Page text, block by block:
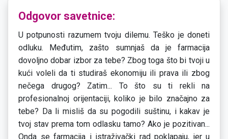
Odgovor savetnice:
U potpunosti razumem tvoju dilemu. Teško je doneti
odluku. Međutim, zašto sumnjaš da je farmacija
dovoljno dobar izbor za tebe? Zbog toga što bi tvoji u
kući voleli da ti studiraš ekonomiju ili prava ili zbog
nečega drugog? Zatim... To što su ti rekli na
profesionalnoj orijentaciji, koliko je bilo značajno za
tebe? Da li misliš da su pogodili suštinu, i kakav je
tvoj stav prema tom odlasku tamo? Ako je pozitivan...
Onda se farmacija i istraživački rad poklapaju, jer u